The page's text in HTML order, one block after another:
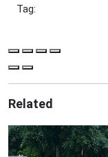
Tag:
Related